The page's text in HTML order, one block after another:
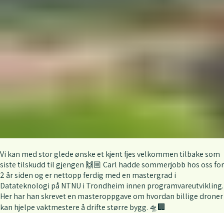
Vi kan med stor glede ønske et kjent fjes velkommen tilbake som
siste tilskudd til gjengen 🙌🏼 Carl hadde sommerjobb hos oss for
2 år siden og er nettopp ferdig med en mastergrad i
Datateknologi på NTNU i Trondheim innen programvareutvikling.
Her har han skrevet en masteroppgave om hvordan billige droner
kan hjelpe vaktmestere å drifte større bygg. 🛸🏢